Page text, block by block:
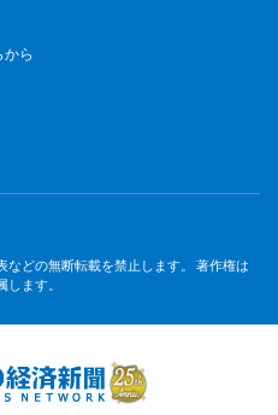
ら
どの無断転載を禁止します。 著作権は
ます。